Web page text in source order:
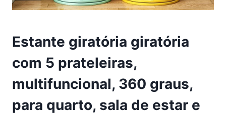
Estante giratória giratória
com 5 prateleiras,
multifuncional, 360 graus,
para quarto, sala de estar e